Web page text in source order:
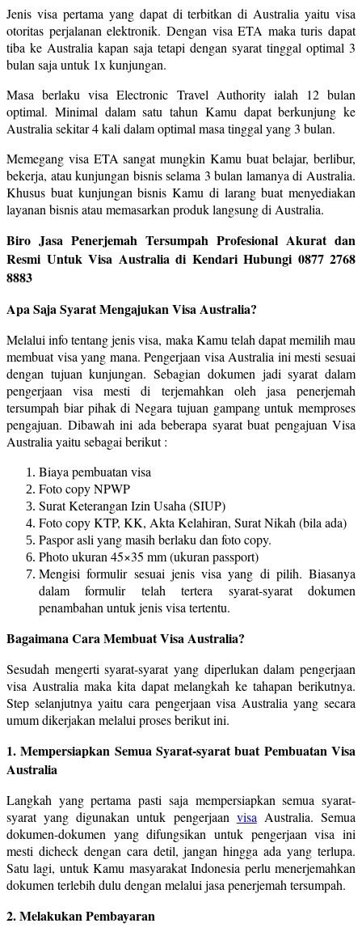
Jenis visa pertama yang dapat di terbitkan di Australia yaitu visa
otoritas perjalanan elektronik. Dengan visa ETA maka turis dapat
tiba ke Australia kapan saja tetapi dengan syarat tinggal optimal 3
bulan saja untuk 1x kunjungan.
Masa berlaku visa Electronic Travel Authority ialah 12 bulan
optimal. Minimal dalam satu tahun Kamu dapat berkunjung ke
Australia sekitar 4 kali dalam optimal masa tinggal yang 3 bulan.
Memegang visa ETA sangat mungkin Kamu buat belajar, berlibur,
bekerja, atau kunjungan bisnis selama 3 bulan lamanya di Australia.
Khusus buat kunjungan bisnis Kamu di larang buat menyediakan
layanan bisnis atau memasarkan produk langsung di Australia.
Biro Jasa Penerjemah Tersumpah Profesional Akurat dan
Resmi Untuk Visa Australia di Kendari Hubungi 0877 2768
8883
Apa Saja Syarat Mengajukan Visa Australia?
Melalui info tentang jenis visa, maka Kamu telah dapat memilih mau
membuat visa yang mana. Pengerjaan visa Australia ini mesti sesuai
dengan tujuan kunjungan. Sebagian dokumen jadi syarat dalam
pengerjaan visa mesti di terjemahkan oleh jasa penerjemah
tersumpah biar pihak di Negara tujuan gampang untuk memproses
pengajuan. Dibawah ini ada beberapa syarat buat pengajuan Visa
Australia yaitu sebagai berikut :
Biaya pembuatan visa
Foto copy NPWP
Surat Keterangan Izin Usaha (SIUP)
Foto copy KTP, KK, Akta Kelahiran, Surat Nikah (bila ada)
Paspor asli yang masih berlaku dan foto copy.
Photo ukuran 45×35 mm (ukuran passport)
Mengisi formulir sesuai jenis visa yang di pilih. Biasanya
dalam formulir telah tertera syarat-syarat dokumen
penambahan untuk jenis visa tertentu.
Bagaimana Cara Membuat Visa Australia?
Sesudah mengerti syarat-syarat yang diperlukan dalam pengerjaan
visa Australia maka kita dapat melangkah ke tahapan berikutnya.
Step selanjutnya yaitu cara pengerjaan visa Australia yang secara
umum dikerjakan melalui proses berikut ini.
1. Mempersiapkan Semua Syarat-syarat buat Pembuatan Visa
Australia
Langkah yang pertama pasti saja mempersiapkan semua syarat-
syarat yang digunakan untuk pengerjaan visa Australia. Semua
dokumen-dokumen yang difungsikan untuk pengerjaan visa ini
mesti dicheck dengan cara detil, jangan hingga ada yang terlupa.
Satu lagi, untuk Kamu masyarakat Indonesia perlu menerjemahkan
dokumen terlebih dulu dengan melalui jasa penerjemah tersumpah.
2. Melakukan Pembayaran